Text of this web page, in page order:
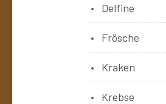
Delfine
Frösche
Kraken
Krebse